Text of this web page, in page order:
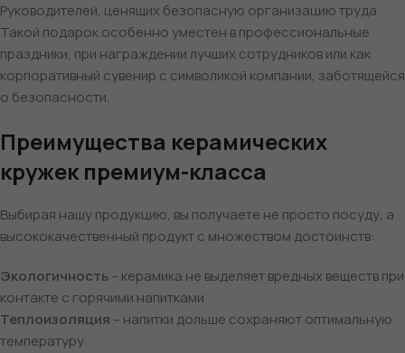
Руководителей, ценящих безопасную организацию труда
Такой подарок особенно уместен в профессиональные
праздники, при награждении лучших сотрудников или как
корпоративный сувенир с символикой компании, заботящейся
о безопасности.
Преимущества керамических
кружек премиум-класса
Выбирая нашу продукцию, вы получаете не просто посуду, а
высококачественный продукт с множеством достоинств:
Экологичность– керамика не выделяет вредных веществ при
контакте с горячими напитками
Теплоизоляция – напитки дольше сохраняют оптимальную
температуру